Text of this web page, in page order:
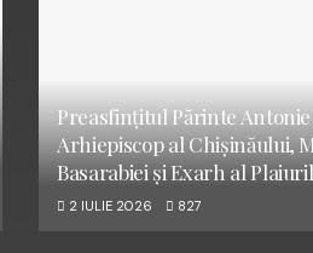
Preasfințitul Părinte Antonie
Arhiepiscop al Chișinăului,
Basarabiei și Exarh al
2 IULIE 2026 827